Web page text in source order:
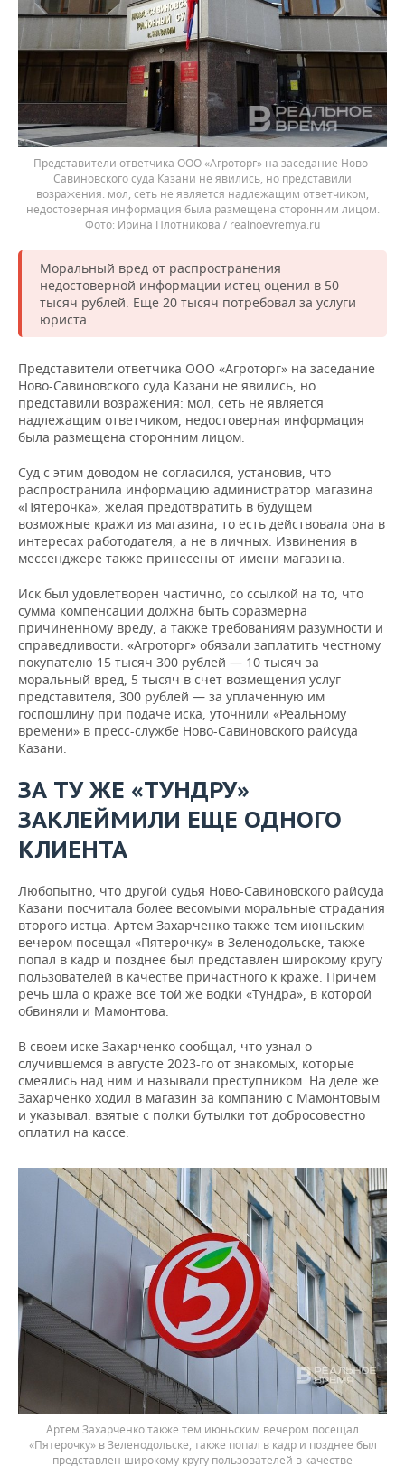
Представители ответчика ООО «Агроторг» на заседание Ново-
Савиновского суда Казани не явились, но представили
возражения: мол, сеть не является надлежащим ответчиком,
недостоверная информация была размещена сторонним лицом.
Ирина Плотникова / realnoevremya.ru
Моральный вред от распространения
недостоверной информации истец оценил в 50
тысяч рублей. Еще 20 тысяч потребовал за услуги
юриста.
Представители ответчика ООО «Агроторг» на заседание
Ново-Савиновского суда Казани не явились, но
представили возражения: мол, сеть не является
надлежащим ответчиком, недостоверная информация
была размещена сторонним лицом.
Суд с этим доводом не согласился, установив, что
распространила информацию администратор магазина
«Пятерочка», желая предотвратить в будущем
возможные кражи из магазина, то есть действовала она в
интересах работодателя, а не в личных. Извинения в
мессенджере также принесены от имени магазина.
Иск был удовлетворен частично, со ссылкой на то, что
сумма компенсации должна быть соразмерна
причиненному вреду, а также требованиям разумности и
справедливости. «Агроторг» обязали заплатить честному
покупателю 15 тысяч 300 рублей — 10 тысяч за
моральный вред, 5 тысяч в счет возмещения услуг
представителя, 300 рублей — за уплаченную им
госпошлину при подаче иска, уточнили «Реальному
времени» в пресс-службе Ново-Савиновского райсуда
Казани.
ЗА ТУ ЖЕ «ТУНДРУ»
ЗАКЛЕЙМИЛИ ЕЩЕ ОДНОГО
КЛИЕНТА
Любопытно, что другой судья Ново-Савиновского райсуда
Казани посчитала более весомыми моральные страдания
второго истца. Артем Захарченко также тем июньским
вечером посещал «Пятерочку» в Зеленодольске, также
попал в кадр и позднее был представлен широкому кругу
пользователей в качестве причастного к краже. Причем
речь шла о краже все той же водки «Тундра», в которой
обвиняли и Мамонтова.
В своем иске Захарченко сообщал, что узнал о
случившемся в августе 2023-го от знакомых, которые
смеялись над ним и называли преступником. На деле же
Захарченко ходил в магазин за компанию с Мамонтовым
и указывал: взятые с полки бутылки тот добросовестно
оплатил на кассе.
Артем Захарченко также тем июньским вечером посещал
«Пятерочку» в Зеленодольске, также попал в кадр и позднее был
представлен широкому кругу пользователей в качестве